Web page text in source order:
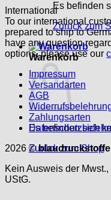
Es befinden
Zurück zum
Warenkorb
Es befinden sich
Zurück zum Shop
International
To our international
prepared to ship to
have any question
options, please use our
Impressum
Versandarten
AGB
Zahlungsarten
2026 ©
Kein Ausweis der
UStG.